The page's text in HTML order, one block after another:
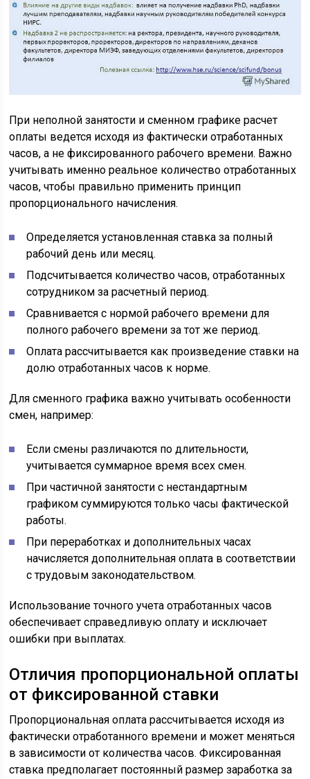
При неполной занятости и сменном графике расчет
оплаты ведется исходя из фактически отработанных
часов, а не фиксированного рабочего времени. Важно
учитывать именно реальное количество отработанных
часов, чтобы правильно применить принцип
пропорционального начисления.
Определяется установленная ставка за полный
рабочий день или месяц.
Подсчитывается количество часов, отработанных
сотрудником за расчетный период.
Сравнивается с нормой рабочего времени для
полного рабочего времени за тот же период.
Оплата рассчитывается как произведение ставки на
долю отработанных часов к норме.
Для сменного графика важно учитывать особенности
смен, например:
Если смены различаются по длительности,
учитывается суммарное время всех смен.
При частичной занятости с нестандартным
графиком суммируются только часы фактической
работы.
При переработках и дополнительных часах
начисляется дополнительная оплата в соответствии
с трудовым законодательством.
Использование точного учета отработанных часов
обеспечивает справедливую оплату и исключает
ошибки при выплатах.
Отличия пропорциональной оплаты
от фиксированной ставки
Пропорциональная оплата рассчитывается исходя из
фактически отработанного времени и может меняться
в зависимости от количества часов. Фиксированная
ставка предполагает постоянный размер заработка за